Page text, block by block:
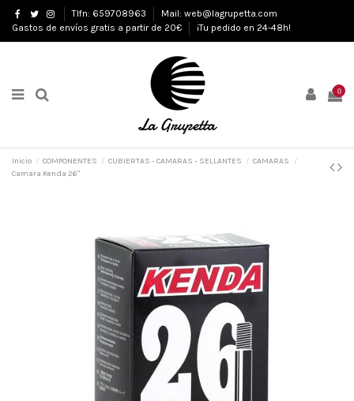
Tlfn: 659708963
Mail: web@lagrupetta.com
Gastos de envíos gratis a partir de 20€
¡Tu pedido en 24-48h!
0
Inicio COMPONENTES CUBIERTAS - CAMARAS - SELLANTES
CAMARAS
Camara Kenda 26"